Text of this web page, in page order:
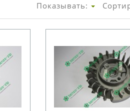
Показывать: